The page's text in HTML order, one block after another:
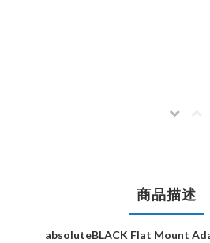
商品描述
absoluteBLACK Flat Mount